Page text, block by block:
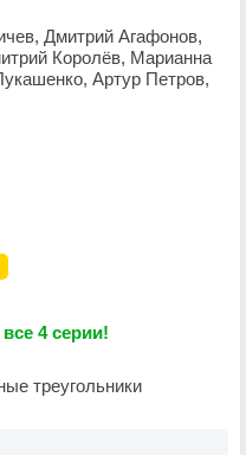
Дмитрий Агафонов,
Королёв, Марианна
Артур Петров,
4 серии!
треугольники